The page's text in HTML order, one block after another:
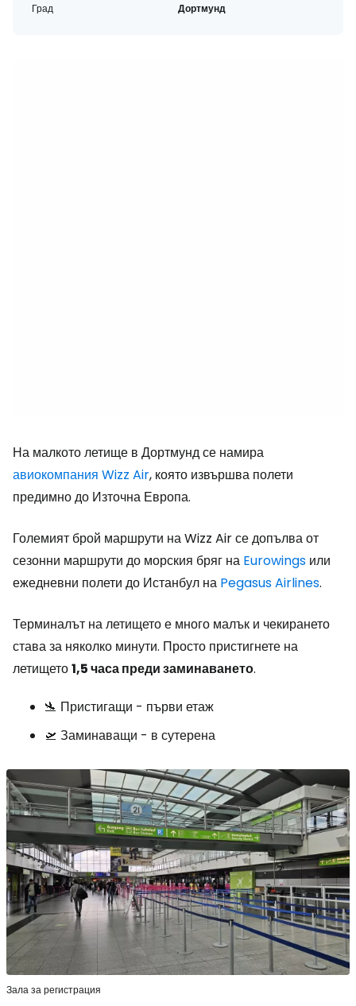
Град
Дортмунд
На малкото летище в Дортмунд се намира
авиокомпания Wizz Air, която извършва полети
предимно до Източна Европа.
Големият брой маршрути на Wizz Air се допълва от
сезонни маршрути до морския бряг на Eurowings или
ежедневни полети до Истанбул на Pegasus Airlines.
Терминалът на летището е много малък и чекирането
става за няколко минути. Просто пристигнете на
летището1,5 часа преди заминаването.
🛬 Пристигащи - първи етаж
🛫 Заминаващи - в сутерена
Зала за регистрация